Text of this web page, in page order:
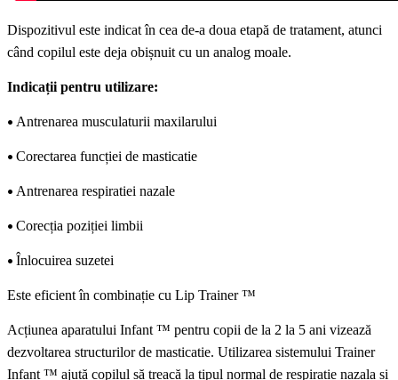
Dispozitivul este indicatîn cea de-a doua etapă de tratament, atunci
când copilul este deja obișnuit cu un analog moale.
Indicații pentru utilizare:
• Antrenarea musculaturii maxilarului
• Corectarea funcției de masticatie
• Antrenarea respiratiei nazale
• Corecția poziției limbii
• Înlocuirea suzetei
Este eficient în combinație cu Lip Trainer ™
Acțiunea aparatului Infant ™ pentru copii de la 2 la 5 ani vizează
dezvoltarea structurilor de masticatie. Utilizarea sistemului Trainer
Infant ™ ajută copilul să treacă la tipul normal de respirație nazala și